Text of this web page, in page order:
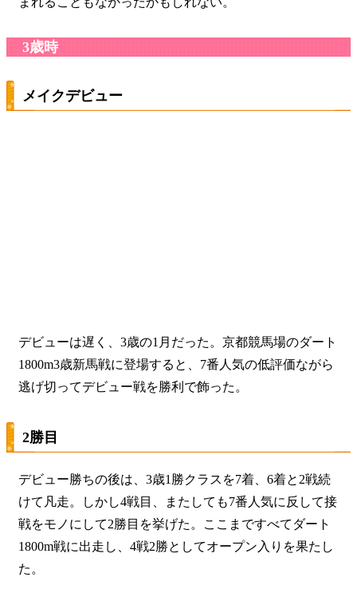
3歳時
メイクデビュー
デビューは遅く、3歳の1月だった。京都競馬場のダート
1800m3歳新馬戦に登場すると、7番人気の低評価ながら
逃げ切ってデビュー戦を勝利で飾った。
2勝目
デビュー勝ちの後は、3歳1勝クラスを7着、6着と2戦続
けて凡走。しかし4戦目、またしても7番人気に反して接
戦をモノにして2勝目を挙げた。ここまですべてダート
1800m戦に出走し、4戦2勝としてオープン入りを果たし
た。